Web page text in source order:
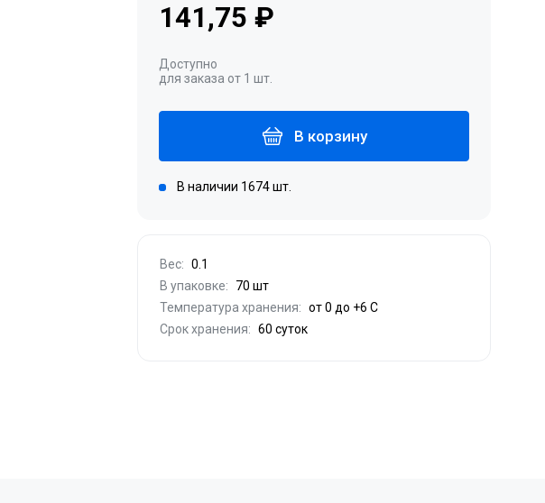
141,75 ₽
Доступно
для заказа от 1 шт.
В корзину
В наличии 1674 шт.
Вес: 0.1
В упаковке:
70 шт
Температура хранения: от 0 до +6 С
Срок хранения: 60 суток